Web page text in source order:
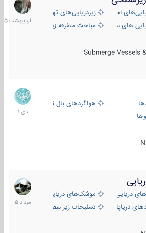
استراتژیکزیردریایی‌های تهاجمی
های سبک
مباحث متفرقه زیرسطحی
Submerge
1405
هواگردهای بال ثابت
12
دی
1401
دریایی
موشک‌های دریایی
دریاپایه
تسلیحات زیر سطحی
2
مرداد
1405